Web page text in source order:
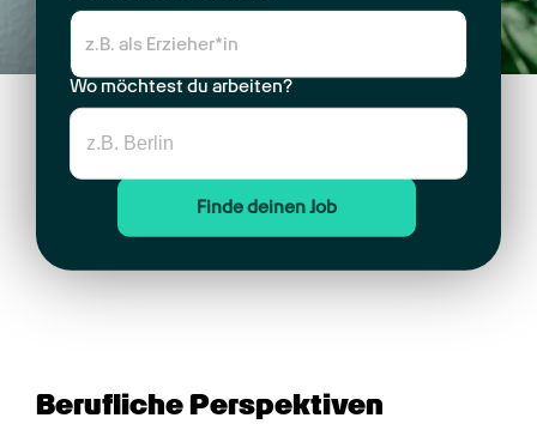
Wo möchtest du arbeiten?
Finde deinen Job
Berufliche Perspektiven